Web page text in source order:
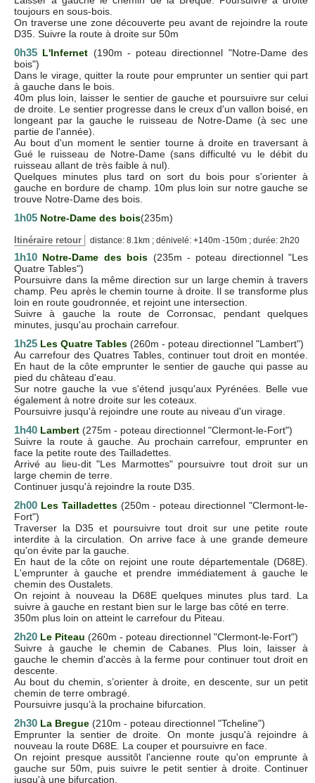
toujours en sous-bois.
On traverse une zone découverte peu avant de rejoindre la route
D35. Suivre la route à droite sur 50m
0h35 L'Infernet (190m - poteau directionnel "Notre-Dame des
bois")
Dans le virage, quitter la route pour emprunter un sentier qui part
à gauche dans le bois.
40m plus loin, laisser le sentier de gauche et poursuivre sur celui
de droite. Le sentier progresse dans le creux d'un vallon boisé, en
longeant par la gauche le ruisseau de Notre-Dame (à sec une
partie de l'année).
Au bout d'un moment le sentier tourne à droite en traversant à
Gué le ruisseau de Notre-Dame (sans difficulté vu le débit du
ruisseau allant de très faible à nul).
Quelques minutes plus tard on sort du bois pour s'orienter à
gauche en bordure de champ. 10m plus loin sur notre gauche se
trouve Notre-Dame des bois.
1h05 Notre-Dame des bois(235m)
Itinéraire retour distance: 8.1km ; dénivelé: +140m -150m ; durée: 2h20
1h10 Notre-Dame des bois (235m - poteau directionnel "Les
Quatre Tables")
Poursuivre dans la même direction sur un large chemin à travers
champ. Peu après le chemin tourne à droite. Il se transforme plus
loin en route goudronnée, et rejoint une intersection.
Suivre à gauche la route de Corronsac, pendant quelques
minutes, jusqu'au prochain carrefour.
1h25 Les Quatre Tables (260m - poteau directionnel "Lambert")
Au carrefour des Quatres Tables, continuer tout droit en montée.
En haut de la côte emprunter le sentier de gauche qui passe au
pied du château d'eau.
Sur notre gauche la vue s'étend jusqu'aux Pyrénées. Belle vue
également à notre droite sur les coteaux.
Poursuivre jusqu'à rejoindre une route au niveau d'un virage.
1h40 Lambert (275m - poteau directionnel "Clermont-le-Fort")
Suivre la route à gauche. Au prochain carrefour, emprunter en
face la petite route des Tailladettes.
Arrivé au lieu-dit "Les Marmottes" poursuivre tout droit sur un
large chemin de terre.
Continuer jusqu'à rejoindre la route D35.
2h00 Les Tailladettes(250m - poteau directionnel "Clermont-le-
Fort")
Traverser la D35 et poursuivre tout droit sur une petite route
interdite à la circulation. On arrive face à une grande demeure
qu'on évite par la gauche.
En haut de la côte on rejoint une route départementale (D68E).
L'emprunter à gauche et prendre immédiatement à gauche le
chemin des Oustalets.
On rejoint à nouveau la D68E quelques minutes plus tard. La
suivre à gauche en restant bien sur le large bas côté en terre.
350m plus loin on atteint le carrefour du Piteau.
2h20 Le Piteau (260m - poteau directionnel "Clermont-le-Fort")
Suivre à gauche le chemin de Cabanes. Plus loin, laisser à
gauche le chemin d'accès à la ferme pour continuer tout droit en
descente.
Au bout du chemin, s’orienter à droite, en descente, sur un petit
chemin de terre ombragé.
Poursuivre jusqu’à la prochaine bifurcation.
2h30 La Bregue (210m - poteau directionnel "Tcheline")
Emprunter la sentier de droite. On monte jusqu'à rejoindre à
nouveau la route D68E. La couper et poursuivre en face.
On rejoint presque aussitôt l'ancienne route qu'on emprunte à
gauche sur 50m, puis suivre le petit sentier à droite. Continuer
jusqu'à une bifurcation.